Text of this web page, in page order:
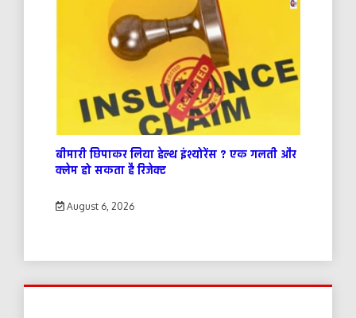
बीमारी छिपाकर लिया हेल्थ इंश्योरेंस ? एक गलती और
क्लेम हो सकता है रिजेक्ट
August 6, 2026